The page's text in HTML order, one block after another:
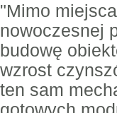
"Mimo
nowoczesnej
budowę
wzrost
ten sam